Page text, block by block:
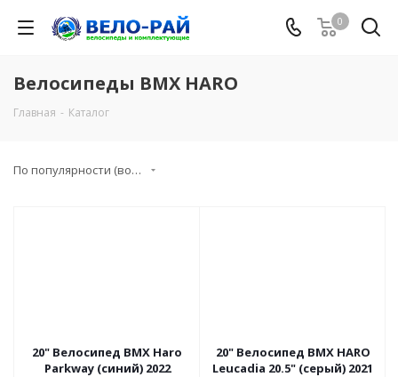
0
Велосипеды BMX HARO
Главная - Каталог
По популярности (возрастание)
20" Велосипед BMX Haro
Parkway (синий) 2022
20" Велосипед BMX HARO
Leucadia 20.5" (серый) 2021